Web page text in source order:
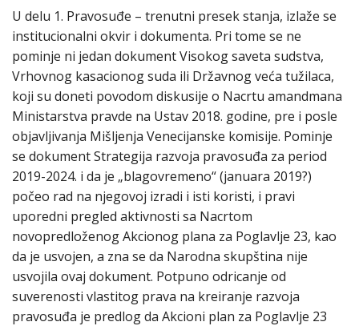
U delu 1. Pravosuđe – trenutni presek stanja, izlaže se
institucionalni okvir i dokumenta. Pri tome se ne
pominje ni jedan dokument Visokog saveta sudstva,
Vrhovnog kasacionog suda ili Državnog veća tužilaca,
koji su doneti povodom diskusije o Nacrtu amandmana
Ministarstva pravde na Ustav 2018. godine, pre i posle
objavljivanja Mišljenja Venecijanske komisije. Pominje
se dokument Strategija razvoja pravosuđa za period
2019-2024. i da je „blagovremeno“ (januara 2019?)
počeo rad na njegovoj izradi i isti koristi, i pravi
uporedni pregled aktivnosti sa Nacrtom
novopredloženog Akcionog plana za Poglavlje 23, kao
da je usvojen, a zna se da Narodna skupština nije
usvojila ovaj dokument. Potpuno odricanje od
suverenosti vlastitog prava na kreiranje razvoja
pravosuđa je predlog da Akcioni plan za Poglavlje 23